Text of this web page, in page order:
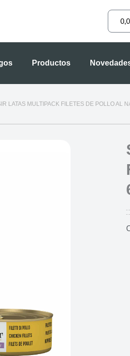
Productos
LATAS MULTIPACK FILETES DE POLLO AL